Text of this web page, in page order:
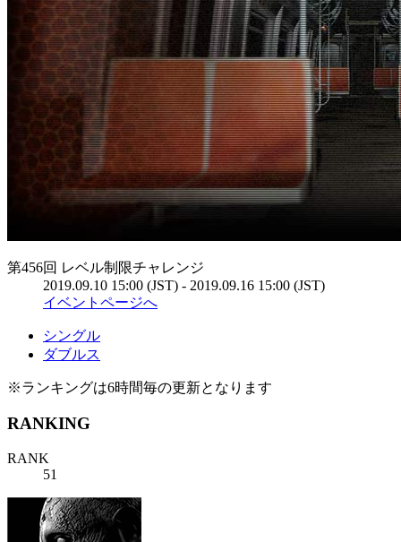
第456回 レベル制限チャレンジ
2019.09.10 15:00 (JST) - 2019.09.16 15:00 (JST)
イベントページへ
シングル
ダブルス
※ランキングは6時間毎の更新となります
RANKING
RANK
51